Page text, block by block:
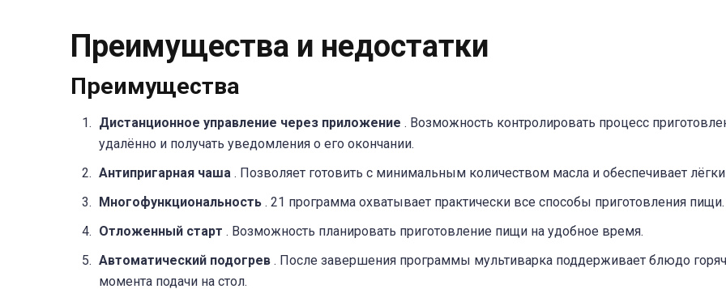
Преимущества и недостатки
Преимущества
Дистанционное управление через приложение . Возможность контролировать процесс
удалённо и получать уведомления о его окончании.
Антипригарная чаша . Позволяет готовить с минимальным количеством масла и обеспечивает
Многофункциональность . 21 программа охватывает практически все способы приготовления пищи.
Отложенный старт . Возможность планировать приготовление пищи на удобное время.
Автоматический подогрев . После завершения программы мультиварка поддерживает блюдо
момента подачи на стол.